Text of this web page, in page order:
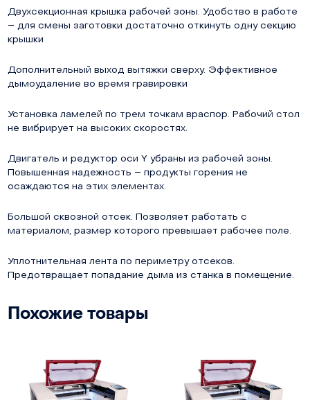
Двухсекционная крышка рабочей зоны. Удобство в работе
– для смены заготовки достаточно откинуть одну секцию
крышки
Дополнительный выход вытяжки сверху. Эффективное
дымоудаление во время гравировки
Установка ламелей по трем точкам враспор. Рабочий стол
не вибрирует на высоких скоростях.
Двигатель и редуктор оси Y убраны из рабочей зоны.
Повышенная надежность – продукты горения не
осаждаются на этих элементах.
Большой сквозной отсек. Позволяет работать с
материалом, размер которого превышает рабочее поле.
Уплотнительная лента по периметру отсеков.
Предотвращает попадание дыма из станка в помещение.
Похожие товары